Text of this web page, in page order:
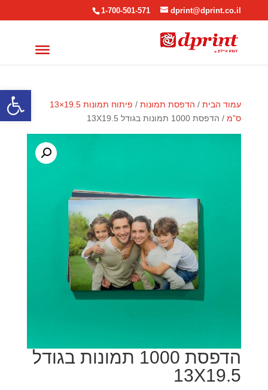
פתח
1-700-501-571 dprint@dprint.co.il
עמוד הבית/ הדפסת תמונות/
פיתוח תמונות 19.5×13
ס”מ/ הדפסת 1000 תמונות בגודל 13X19.5
הדפסת 1000 תמונות בגודל
13X19.5